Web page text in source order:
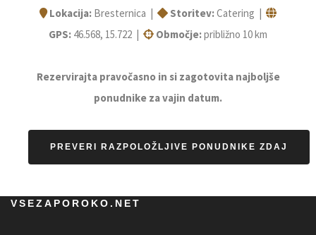
Lokacija: Bresternica | Storitev:Catering |
GPS: 46.568, 15.722 | Območje:približno 10 km
Rezervirajta pravočasno in si zagotovita najboljše
ponudnike za vajin datum.
PREVERI RAZPOLOŽLJIVE PONUDNIKE ZDAJ
VSEZAPOROKO.NET